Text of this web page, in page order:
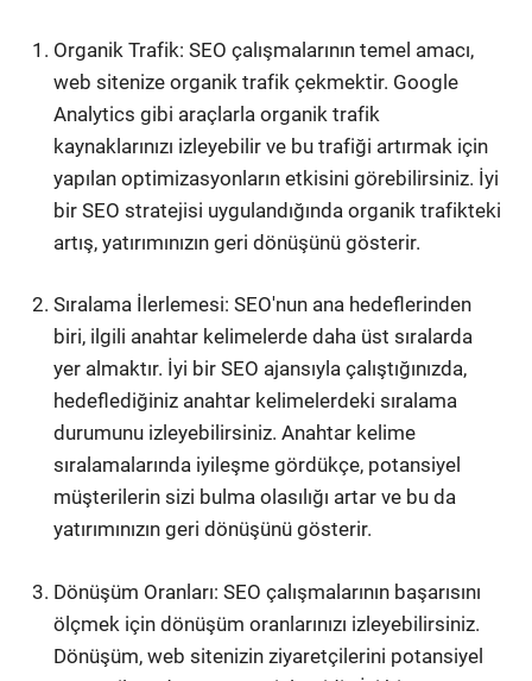
Organik Trafik: SEO çalışmalarının temel amacı,
web sitenize organik trafik çekmektir. Google
Analytics gibi araçlarla organik trafik
kaynaklarınızı izleyebilir ve bu trafiği artırmak için
yapılan optimizasyonların etkisini görebilirsiniz. İyi
bir SEO stratejisi uygulandığında organik trafikteki
artış, yatırımınızın geri dönüşünü gösterir.
Sıralama İlerlemesi: SEO'nun ana hedeflerinden
biri, ilgili anahtar kelimelerde daha üst sıralarda
yer almaktır. İyi bir SEO ajansıyla çalıştığınızda,
hedeflediğiniz anahtar kelimelerdeki sıralama
durumunu izleyebilirsiniz. Anahtar kelime
sıralamalarında iyileşme gördükçe, potansiyel
müşterilerin sizi bulma olasılığı artar ve bu da
yatırımınızın geri dönüşünü gösterir.
Dönüşüm Oranları: SEO çalışmalarının başarısını
ölçmek için dönüşüm oranlarınızı izleyebilirsiniz.
Dönüşüm, web sitenizin ziyaretçilerini potansiyel